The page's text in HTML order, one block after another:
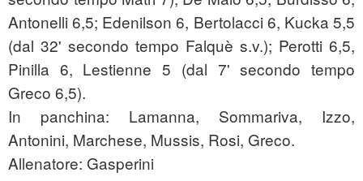
Antonelli 6,5; Edenilson 6, Bertolacci 6, Kucka 5,5
(dal 32' secondo tempo Falquè s.v.); Perotti 6,5,
Pinilla 6, Lestienne 5 (dal 7' secondo tempo
Greco 6,5).
In panchina: Lamanna, Sommariva, Izzo,
Antonini, Marchese, Mussis, Rosi, Greco.
Allenatore: Gasperini